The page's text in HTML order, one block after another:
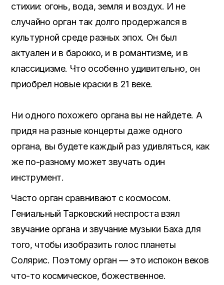
стихии: огонь, вода, земля и воздух. И не
случайно орган так долго продержался в
культурной среде разных эпох. Он был
актуален и в барокко, и в романтизме, и в
классицизме. Что особенно удивительно, он
приобрел новые краски в 21 веке.
Ни одного похожего органа вы не найдете. А
придя на разные концерты даже одного
органа, вы будете каждый раз удивляться, как
же по-разному может звучать один
инструмент.
Часто орган сравнивают с космосом.
Гениальный Тарковский неспроста взял
звучание органа и звучание музыки Баха для
того, чтобы изобразить голос планеты
Солярис. Поэтому орган — это испокон веков
что-то космическое, божественное.